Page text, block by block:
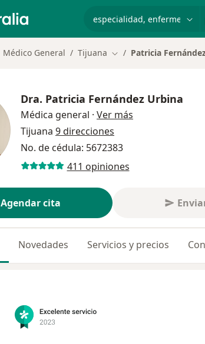
Médico General Tijuana Cambiar de ciudad
Patricia
Dra. Patricia Fernández Urbina
Médica general · Ver más
Tijuana 9 direcciones
No. de cédula: 5672383
411 opiniones
Agendar cita
Novedades Servicios y precios